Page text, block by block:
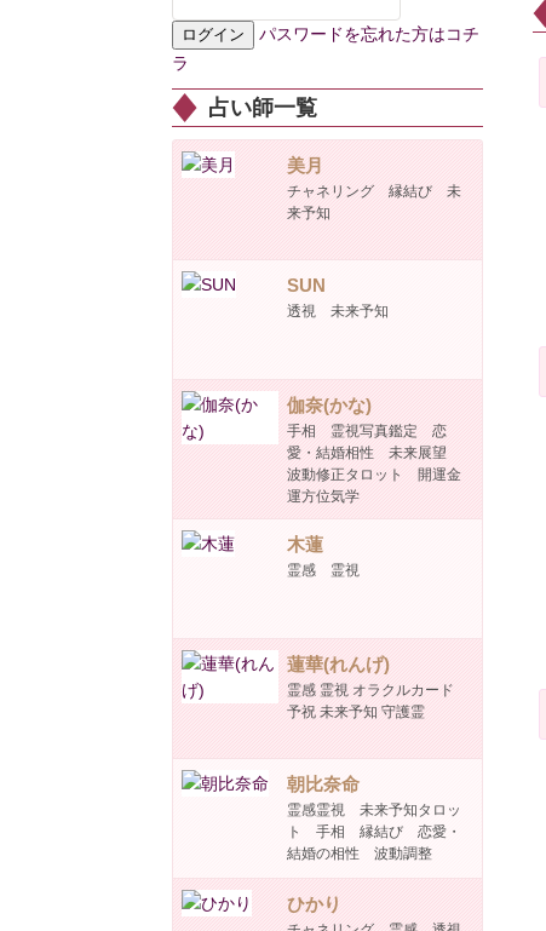
パスワードを忘れた方はコチ
ラ
占い師一覧
美月
チャネリング 縁結び 未
来予知
SUN
透視 未来予知
伽奈(かな)
手相 霊視写真鑑定 恋
愛・結婚相性 未来展望
波動修正タロット 開運金
運方位気学
木蓮
霊感 霊視
蓮華(れんげ)
霊感 霊視 オラクルカード
予祝 未来予知 守護霊
朝比奈命
霊感霊視 未来予知タロッ
ト 手相 縁結び 恋愛・
結婚の相性 波動調整
ひかり